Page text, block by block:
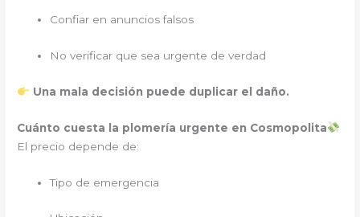
Confiar en anuncios falsos
No verificar que sea urgente de verdad
Una mala decisión puede duplicar el daño.
Cuánto cuesta la plomería urgente en Cosmopolita
El precio depende de:
Tipo de emergencia